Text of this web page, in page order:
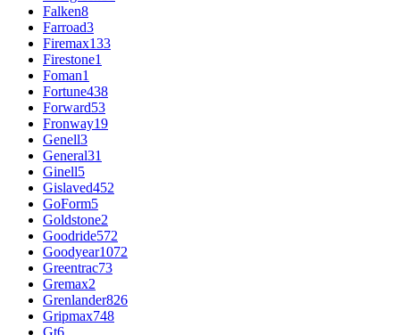
Falken8
Farroad3
Firemax133
Firestone1
Foman1
Fortune438
Forward53
Fronway19
Genell3
General31
Ginell5
Gislaved452
GoForm5
Goldstone2
Goodride572
Goodyear1072
Greentrac73
Gremax2
Grenlander826
Gripmax748
Gt6